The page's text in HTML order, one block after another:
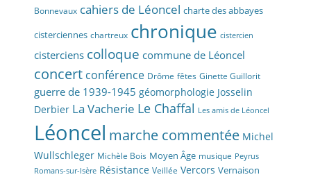
Bonnevaux cahiers de Léoncel charte des abbayes
cisterciennes chartreux chronique cistercien
cisterciens colloque commune de Léoncel
concert conférence Drôme fêtes Ginette Guillorit
guerre de 1939-1945 géomorphologie Josselin
Derbier La Vacherie Le Chaffal Les amis de Léoncel
Léoncel marche commentée Michel
Wullschleger Michèle Bois Moyen Âge musique Peyrus
Romans-sur-Isère Résistance Veillée Vercors Vernaison